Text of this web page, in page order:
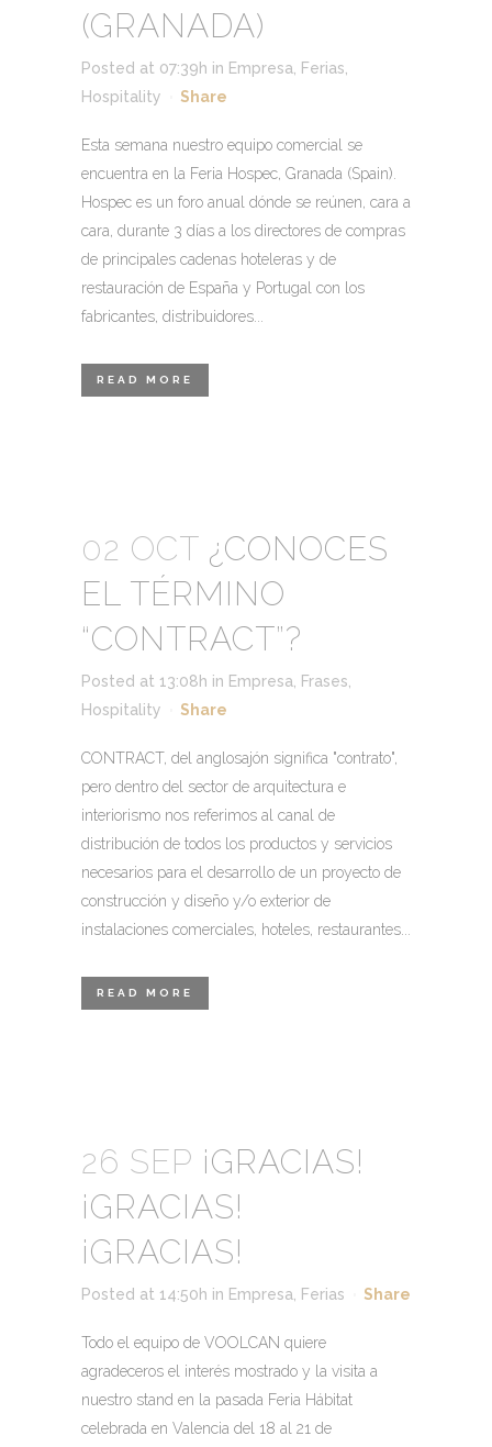
(GRANADA)
Posted at 07:39h in Empresa Ferias
Hospitality
Share
Esta semana nuestro equipo comercial se
encuentra en la Feria Hospec, Granada (Spain).
Hospec es un foro anual dónde se reúnen, cara a
cara, durante 3 días a los directores de compras
de principales cadenas hoteleras y de
restauración de España y Portugal con los
fabricantes, distribuidores...
READ MORE
02 OCT ¿CONOCES
EL TÉRMINO
“CONTRACT”?
Posted at 13:08h in Empresa Frases
Hospitality
Share
CONTRACT, del anglosajón significa "contrato",
pero dentro del sector de arquitectura e
interiorismo nos referimos al canal de
distribución de todos los productos y servicios
necesarios para el desarrollo de un proyecto de
construcción y diseño y/o exterior de
instalaciones comerciales, hoteles, restaurantes...
READ MORE
26 SEP ¡GRACIAS!
¡GRACIAS!
¡GRACIAS!
Posted at 14:50h in Empresa Ferias Share
Todo el equipo de VOOLCAN quiere
agradeceros el interés mostrado y la visita a
nuestro stand en la pasada Feria Hábitat
celebrada en Valencia del 18 al 21 de